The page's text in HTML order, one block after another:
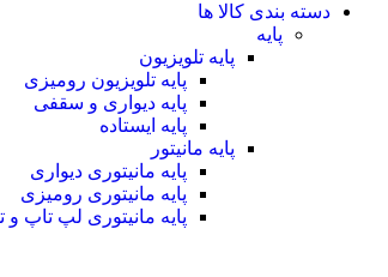
دسته بندی کالا ها
پایه
پایه تلویزیون
پایه تلویزیون رومیزی
پایه دیواری و سقفی
پایه ایستاده
پایه مانیتور
پایه مانیتوری دیواری
پایه مانیتوری رومیزی
پایه مانیتوری لپ تاپ و